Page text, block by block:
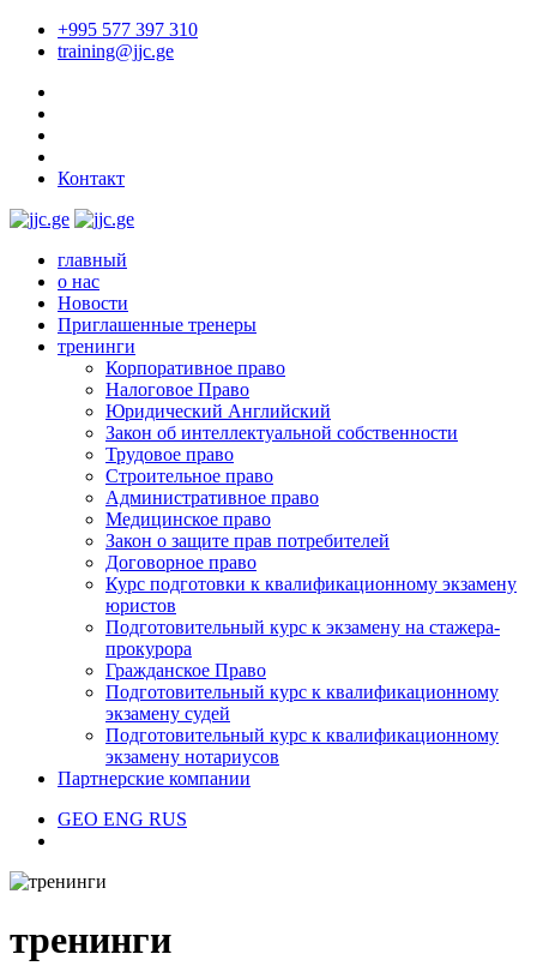
+995 577 397 310
training@jjc.ge
Контакт
главный
о нас
Новости
Приглашенные тренеры
тренинги
Корпоративное право
Налоговое Право
Юридический Английский
Закон об интеллектуальной собственности
Трудовое право
Строительное право
Административное право
Медицинское право
Закон о защите прав потребителей
Договорное право
Курс подготовки к квалификационному экзамену
юристов
Подготовительный курс к экзамену на стажера-
прокурора
Гражданское Право
Подготовительный курс к квалификационному
экзамену судей
Подготовительный курс к квалификационному
экзамену нотариусов
Партнерские компании
GEO ENG RUS
тренинги